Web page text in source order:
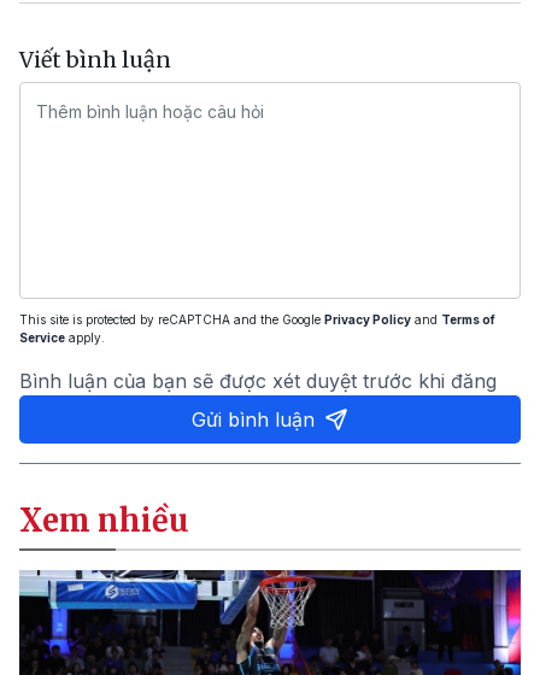
Viết bình luận
This site is protected by reCAPTCHA and the Google Privacy Policy and Terms of
Service apply.
Bình luận của bạn sẽ được xét duyệt trước khi đăng
Gửi bình luận
Xem nhiều